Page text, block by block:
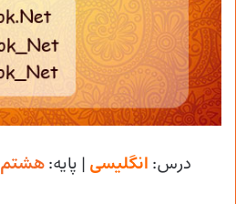
درس: انگلیسی | پایه:هشتم